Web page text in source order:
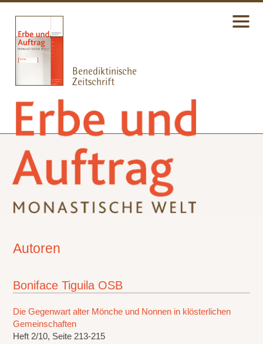
Autoren
Boniface Tiguila OSB
Die Gegenwart alter Mönche und Nonnen in klösterlichen
Gemeinschaften
Heft 2/10, Seite 213-215